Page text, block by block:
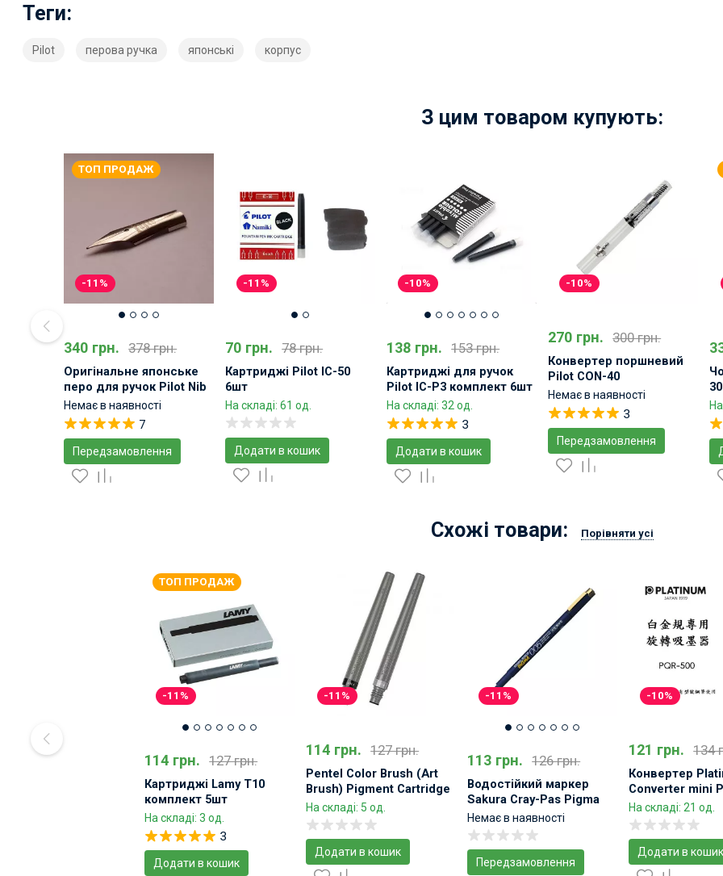
Теги:
Pilot перова ручка японські корпус
З цим товаром купують:
ТОП ПРОДАЖ
-11%
340 грн. 378 грн.
Оригінальне японське
перо для ручок Pilot Nib
Немає в наявності
7
Передзамовлення
-11%
70 грн. 78 грн.
Картриджі Pilot IC-50
6шт
На складі: 61 од.
Додати в кошик
-10%
138 грн. 153 грн.
Картриджі для ручок
Pilot IC-P3 комплект 6шт
На складі: 32 од.
3
Додати в кошик
-10%
270 грн. 300 грн.
Конвертер поршневий
Pilot CON-40
Немає в наявності
3
Передзамовлення
Схожі товари: Порівняти усі
ТОП ПРОДАЖ
-11%
114 грн. 127 грн.
Картриджі Lamy T10
комплект 5шт
На складі: 3 од.
3
Додати в кошик
-11%
114 грн. 127 грн.
Pentel Color Brush (Art
Brush) Pigment Cartridge
На складі: 5 од.
Додати в кошик
-11%
113 грн. 126 грн.
Водостійкий маркер
Sakura Cray-Pas Pigma
Чорний
Немає в наявності
Передзамовлення
-10%
121 грн. 134
Конвертер
Converter mini
На складі: 21 од.
Додати в